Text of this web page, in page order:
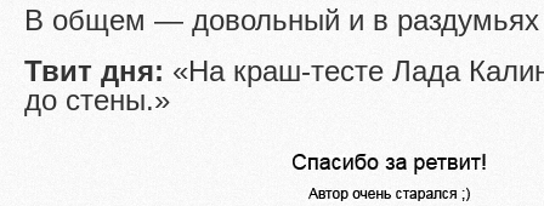
В общем — довольный и в
Твит дня: «На краш-тесте Лада
до стены.»